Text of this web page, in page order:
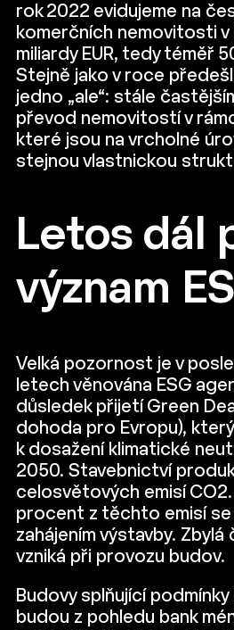
rok 2022 evidujeme na
komerčních nemovitosti
miliardy EUR, tedy téměř
Stejně jako v roce
jedno „ale“: stále
převod nemovitostí v
které jsou na vrcholné
stejnou vlastnickou
Letos dál
význam
Velká pozornost je v
letech věnována ESG
důsledek přijetí Green
dohoda pro Evropu),
k dosažení klimatické
2050. Stavebnictví
celosvětových emisí
procent z těchto emisí se
zahájením výstavby. Zbylá
vzniká při provozu budov.
Budovy splňující podmínky
budou z pohledu bank